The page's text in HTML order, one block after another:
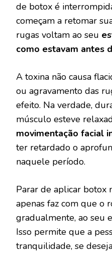
de botox é
começam a retomar
rugas voltam ao seu
como estavam antes
A toxina não causa
ou agravamento das
efeito. Na verdade,
músculo esteve
movimentação facial
ter retardado o
naquele período.
Parar de aplicar botox
apenas faz com que o
gradualmente, ao seu
Isso permite que a
tranquilidade, se